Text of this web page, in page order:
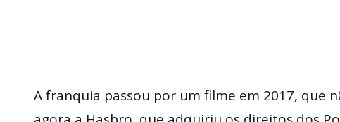
A franquia passou por um filme em 2017, que